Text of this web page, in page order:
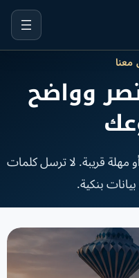
وواضح
مهلة قريبة. لا ترسل كلمات
بنكية.